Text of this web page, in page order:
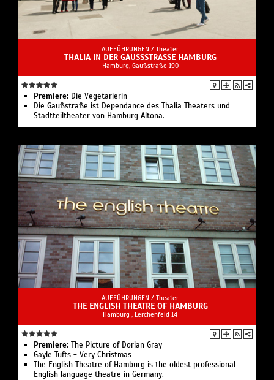
AUFFÜHRUNGEN / Theater
THALIA IN DER GAUSSSTRASSE HAMBURG
Hamburg, Gaußstraße 190
Premiere: Die Vegetarierin
Die Gaußstraße ist Dependance des Thalia Theaters und
Stadtteiltheater von Hamburg Altona.
AUFFÜHRUNGEN / Theater
THE ENGLISH THEATRE OF HAMBURG
Hamburg , Lerchenfeld 14
Premiere: The Picture of Dorian Gray
Gayle Tufts - Very Christmas
The English Theatre of Hamburg is the oldest professional
English language theatre in Germany.